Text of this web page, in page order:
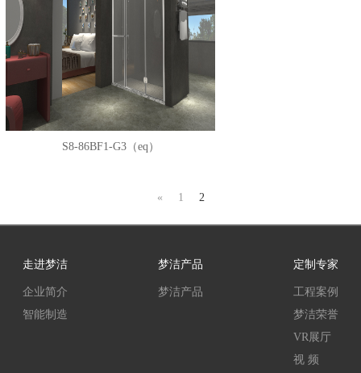
S8-86BF1-G3（eq）
« 1 2
走进梦洁
企业简介
智能制造
梦洁产品
梦洁产品
定制专家
工程案例
梦洁荣誉
VR展厅
视 频